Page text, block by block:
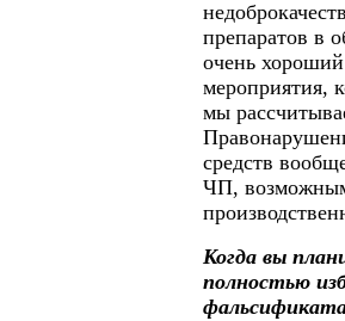
препаратов в
очень
мероприятия,
мы
средств
ЧП,
Когда вы
полностью